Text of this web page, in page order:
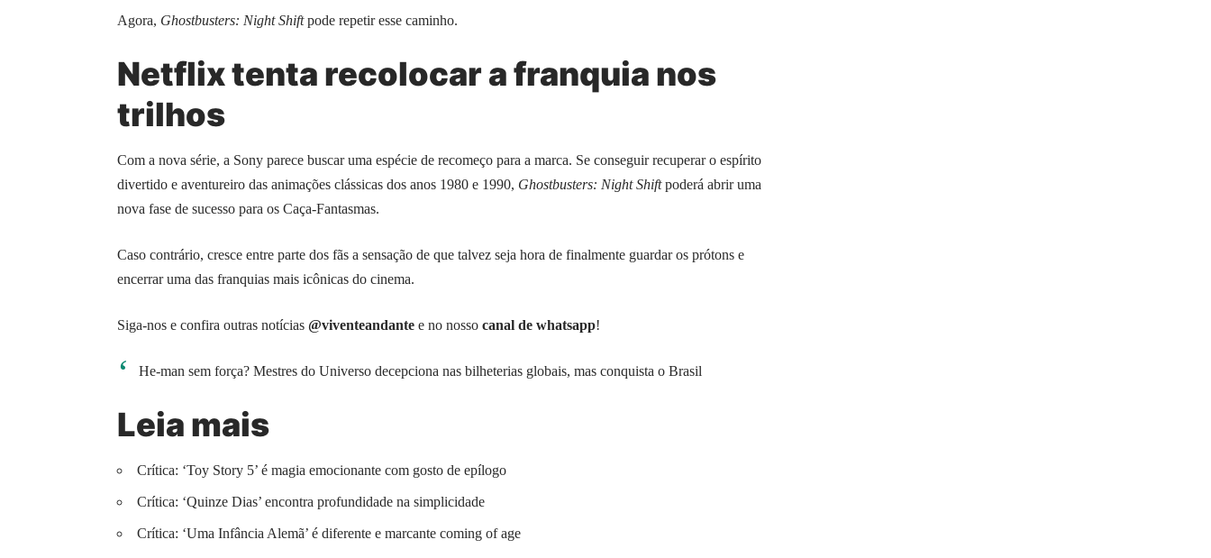
Agora, Ghostbusters: Night Shiftpode repetir esse caminho.
Netflix tenta recolocar a franquia nos
trilhos
Com a nova série, a Sony parece buscar uma espécie de recomeço para a marca. Se conseguir recuperar o espírito
divertido e aventureiro das animações clássicas dos anos 1980 e 1990, Ghostbusters: Night Shiftpoderá abrir uma
nova fase de sucesso para os Caça-Fantasmas.
Caso contrário, cresce entre parte dos fãs a sensação de que talvez seja hora de finalmente guardar os prótons e
encerrar uma das franquias mais icônicas do cinema.
Siga-nos e confira outras notícias @viventeandante e no nosso canal de whatsapp!
He-man sem força? Mestres do Universo decepciona nas bilheterias globais, mas conquista o Brasil
Leia mais
Crítica: ‘Toy Story 5’ é magia emocionante com gosto de epílogo
Crítica: ‘Quinze Dias’ encontra profundidade na simplicidade
Crítica: ‘Uma Infância Alemã’ é diferente e marcante coming of age